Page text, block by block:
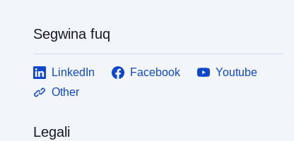
Segwina fuq
LinkedIn Facebook
Youtube
Other
Legali